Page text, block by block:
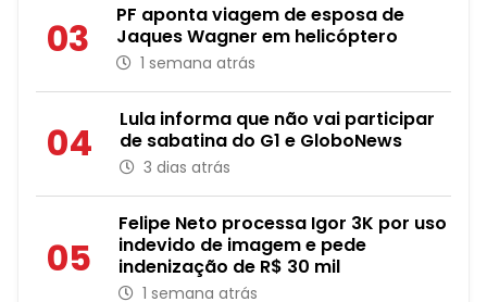
03
PF aponta viagem de esposa de
Jaques Wagner em helicóptero
1 semana atrás
04
Lula informa que não vai participar
de sabatina do G1 e GloboNews
3 dias atrás
05
Felipe Neto processa Igor 3K por uso
indevido de imagem e pede
indenização de R$ 30 mil
1 semana atrás